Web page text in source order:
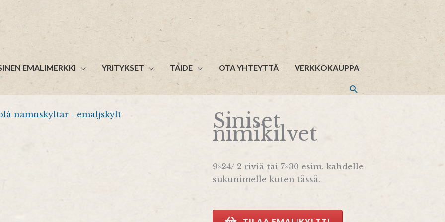
EMALIMERKKI YRITYKSET TAIDE OTA YHTEYTTÄ VERKKOKAUPPA
Siniset
nimikilvet
9×24/ 2 riviä tai 7×30 esim. kahdelle
sukunimelle kuten tässä.